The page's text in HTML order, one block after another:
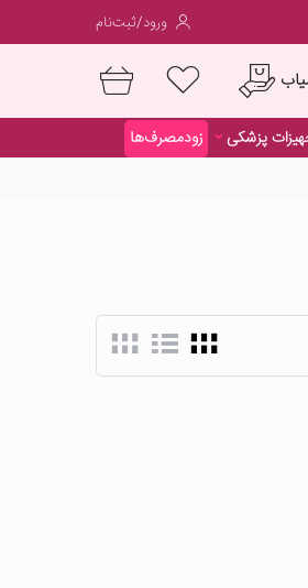
ورود/ثبت‌نام
پزشکی
زودمصرف‌ها